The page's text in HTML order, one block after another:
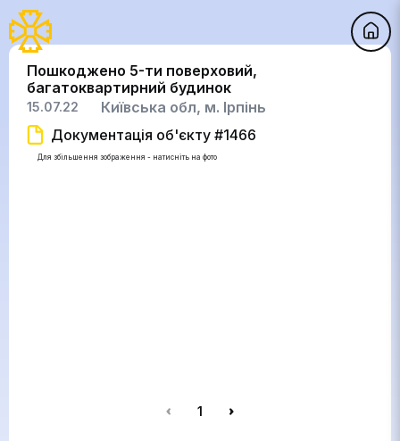
Для збільшення зображення - натисніть на фото
1
Пошкоджено 5-ти поверховий,
багатоквартирний будинок
15.07.22
Київська обл, м. Ірпінь
Документація об'єкту #1466